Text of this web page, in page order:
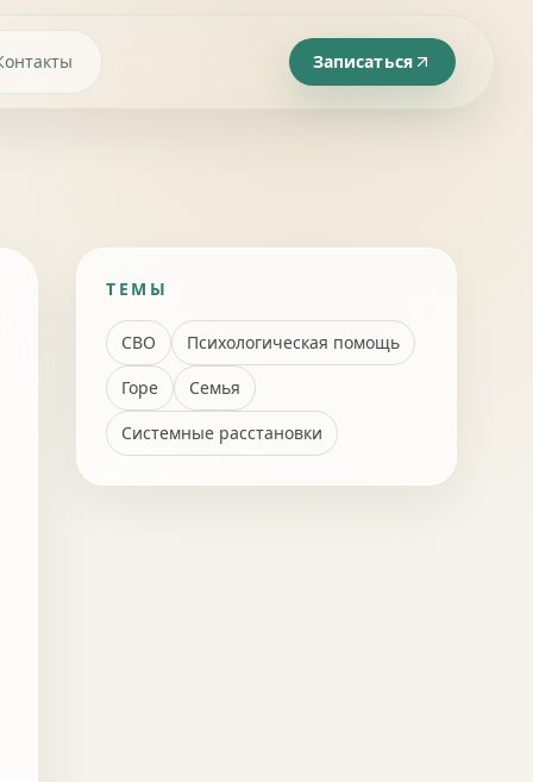
Записаться
ТЕМЫ
СВО
Психологическая помощь
Горе
Семья
Системные расстановки